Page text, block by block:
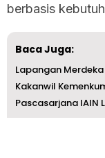
berbasis
Baca Juga:
Lapangan
Kakanwil